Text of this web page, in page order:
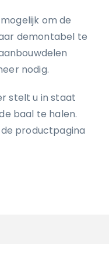
om de
demontabel te
nodig.
stelt u in staat
baal te halen.
productpagina